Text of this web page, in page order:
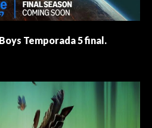
Temporada 5 final.